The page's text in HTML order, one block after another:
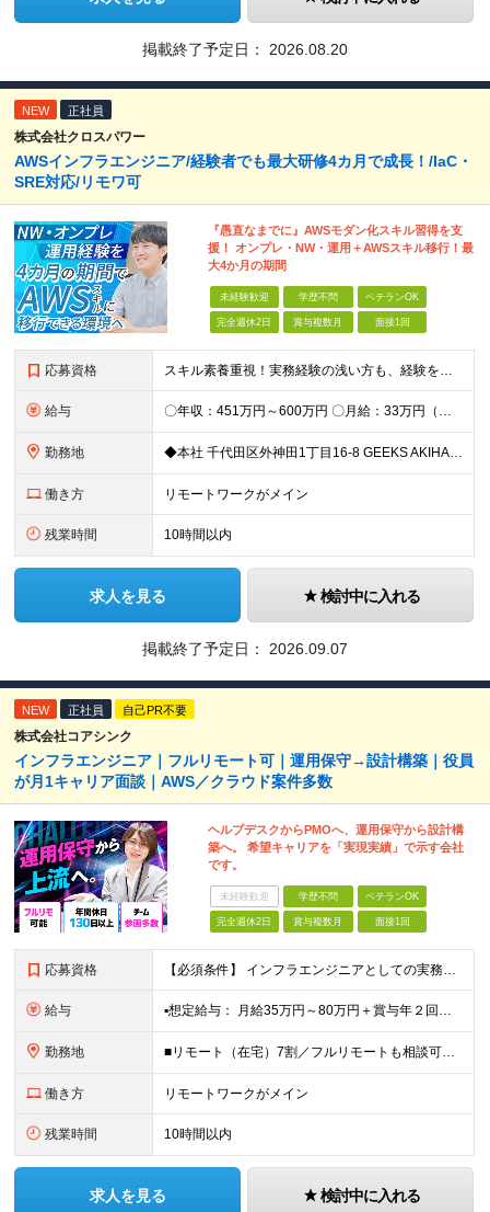
掲載終了予定日： 2026.08.20
NEW 正社員
株式会社クロスパワー
AWSインフラエンジニア/経験者でも最大研修4カ月で成長！/IaC・
SRE対応/リモワ可
『愚直なまでに』AWSモダン化スキル習得を支
援！ オンプレ・NW・運用＋AWSスキル移行！最
大4か月の期間
未経験歓迎 学歴不問 ベテランOK
完全週休2日 賞与複数月 面接1回
応募資格 スキル素養重視！実務経験の浅い方も、経験を活かしたい中堅層も、幅広く歓迎します！ ・学歴不問 ・システム運用、構築、開発経験または相当の見識がある方 ◆賞与年2回有◆20～50代まで幅広い年代が
給与 〇年収：451万円～600万円 〇月給：33万円（固定残業87,187円含）～ 44.3万円（固定残業110,039円含）＋賞与＋資格手当 ※固定残業は45時間（当社の平均残業は8時間です）。 万が
勤務地 ◆本社 千代田区外神田1丁目16-8 GEEKS AKIHABARA 3階 ◆リモートワーク者多数 ※上記を除く当社関連勤務地
働き方 リモートワークがメイン
残業時間 10時間以内
求人を見る 検討中に入れる
掲載終了予定日： 2026.09.07
NEW 正社員 自己PR不要
株式会社コアシンク
インフラエンジニア｜フルリモート可｜運用保守→設計構築｜役員
が月1キャリア面談｜AWS／クラウド案件多数
ヘルプデスクからPMOへ、運用保守から設計構
築へ。 希望キャリアを「実現実績」で示す会社
です。
未経験歓迎 学歴不問 ベテランOK
完全週休2日 賞与複数月 面接1回
応募資格 【必須条件】 インフラエンジニアとしての実務経験をお持ちの方 （運用保守以上のご経験がある方、言語・業界・学歴は不問。 ブランクがあっても大丈夫です） 【こんな思いの方を、特に歓迎します】 「こ
給与 ▪️想定給与： 月給35万円～80万円＋賞与年２回＋各種手当 ★前職の給与額は保証します！ 【手当一覧】 ■住宅手当 ■交通費 ■時間外手当 ※月給は経験・スキルを考慮し決定。 ※月給には固定残
勤務地 ■リモート（在宅）7割／フルリモートも相談可能 ■一都三県を中心に各地のプロジェクト先 ※プロジェクトは本人の希望を最大限考慮し相談のうえで決定 ※転居を伴う転勤なし 【本社】 東京都千代田区外神田
働き方 リモートワークがメイン
残業時間 10時間以内
求人を見る 検討中に入れる